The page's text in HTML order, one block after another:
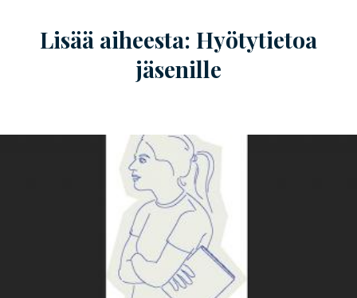
Lisää aiheesta: Hyötytietoa
jäsenille